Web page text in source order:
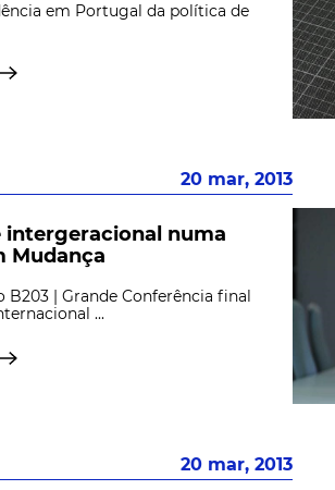
em Portugal da política de
20 mar, 2013
intergeracional numa
Mudança
| Grande Conferência final
...
20 mar, 2013